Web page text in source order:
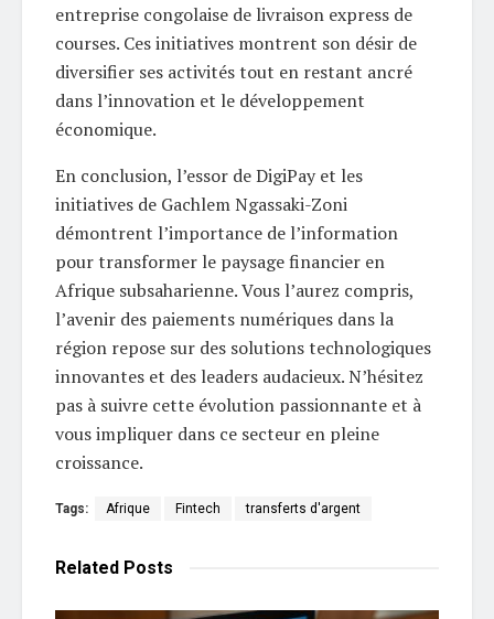
entreprise congolaise de livraison express de
courses. Ces initiatives montrent son désir de
diversifier ses activités tout en restant ancré
dans l’innovation et le développement
économique.
En conclusion, l’essor de DigiPay et les
initiatives de Gachlem Ngassaki-Zoni
démontrent l’importance de l’information
pour transformer le paysage financier en
Afrique subsaharienne. Vous l’aurez compris,
l’avenir des paiements numériques dans la
région repose sur des solutions technologiques
innovantes et des leaders audacieux. N’hésitez
pas à suivre cette évolution passionnante et à
vous impliquer dans ce secteur en pleine
croissance.
Tags: Afrique Fintech transferts d'argent
Related Posts